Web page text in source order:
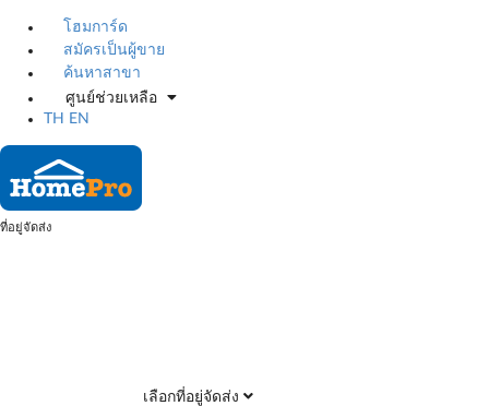
โฮมการ์ด
สมัครเป็นผู้ขาย
ค้นหาสาขา
ศูนย์ช่วยเหลือ
TH
EN
ที่อยู่จัดส่ง
เลือกที่อยู่จัดส่ง